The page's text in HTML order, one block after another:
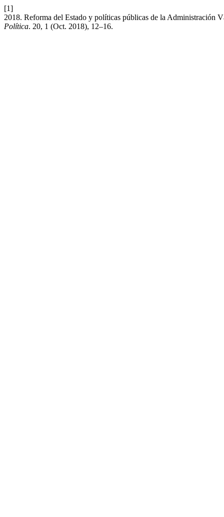
[1]
2018. Reforma del Estado y políticas públicas de la Administración
Política. 20, 1 (Oct. 2018), 12–16.